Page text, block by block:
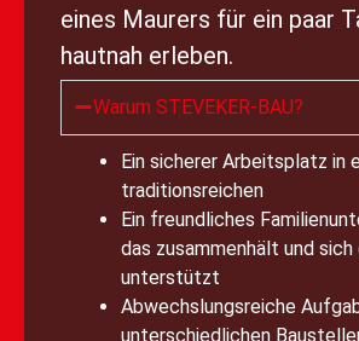
eines Maurers für ein paar
hautnah erleben.
Warum STEVEKER-BAU?
Ein sicherer Arbeitsplatz in
traditionsreichen
Ein freundliches
das zusammenhält und
unterstützt
Abwechslungsreiche
unterschiedlichen